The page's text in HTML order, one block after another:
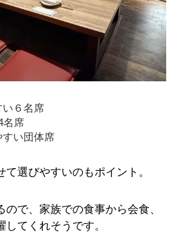
い６名席
名席
い団体席
選びやすいのもポイント。
で、家族での食事から会食、
てくれそうです。